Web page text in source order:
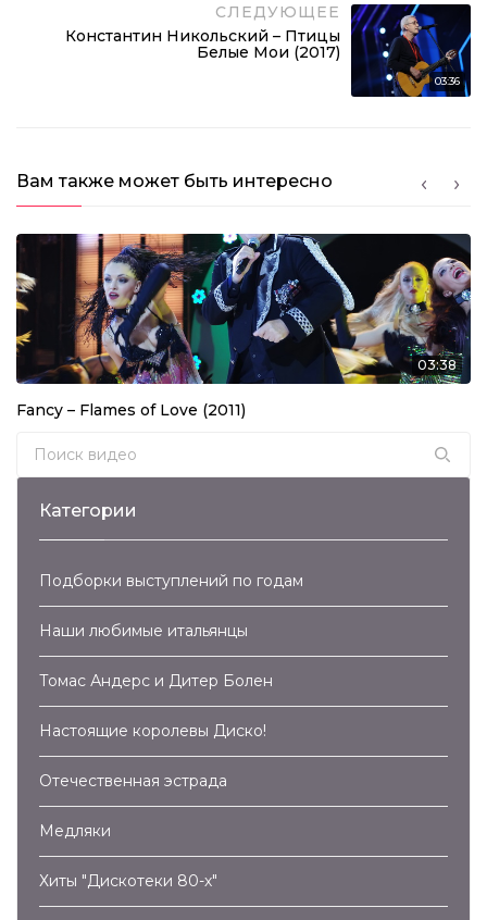
СЛЕДУЮЩЕЕ
Константин Никольский – Птицы
Белые Мои (2017)
03:36
Вам также может быть интересно
03:38
Fancy – Flames of Love (2011)
Search for:
Категории
Подборки выступлений по годам
Наши любимые итальянцы
Томас Андерс и Дитер Болен
Настоящие королевы Диско!
Отечественная эстрада
Медляки
Хиты "Дискотеки 80-х"